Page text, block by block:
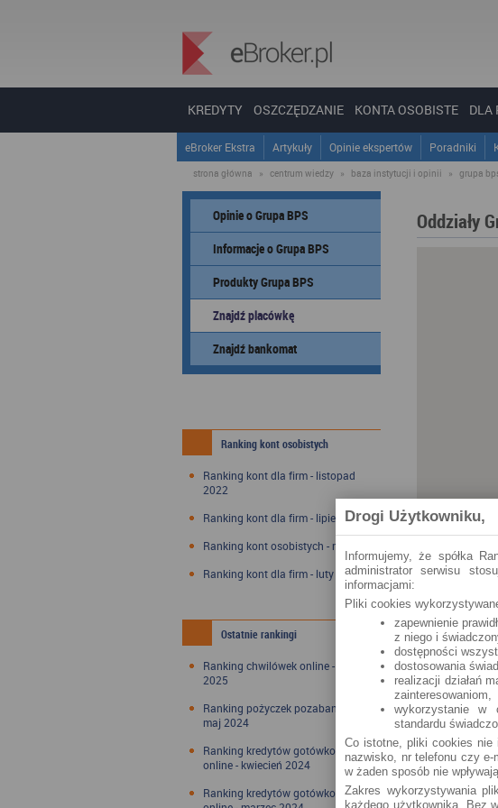
KREDYTY OSZCZĘDZANIE KONTA OSOBISTE DLA
eBroker Ekstra Artykuły Opinie ekspertów Poradniki
strona główna » centrum wiedzy » baza instytucji i opinii » grupa
Opinie o Grupa BPS
Informacje o Grupa BPS
Produkty Grupa BPS
Znajdź placówkę
Znajdź bankomat
Ranking kont osobistych
Ranking kont dla firm - listopad
2022
Ranking kont dla firm - lipiec 2022
Ranking kont osobistych - maj 2022
Ranking kont dla firm - luty 2022
Ostatnie rankingi
Ranking chwilówek online - styczeń
2025
Ranking pożyczek pozabankowych -
maj 2024
Ranking kredytów gotówkowych
online - kwiecień 2024
Ranking kredytów gotówkowych
Oddziały
Ziębice
Drogi Użytkowniku,
Informujemy, że spółka
administrator serwisu
informacjami:
Pliki cookies
zapewnienie
z niego i
dostępności
dostosowania
realizacji działań
zainteresowaniom,
wykorzystanie w
standardu
Co istotne, pliki cookies nie
nazwisko, nr telefonu czy
w żaden sposób nie
Zakres wykorzystywania
każdego użytkownika. Bez